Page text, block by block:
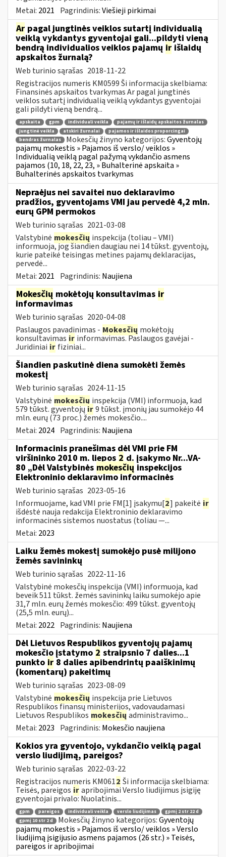
Metai: 2021 Pagrindinis:Viešieji pirkimai
Ar pagal jungtinės veiklos sutartį individualią
veiklą vykdantys gyventojai gali...pildyti vieną
bendrą individualios veiklos pajamų ir išlaidų
apskaitos žurnalą?
Web turinio sąrašas 2018-11-22
Registracijos numeris KM0599 Ši informacija skelbiama:
Finansinės apskaitos tvarkymas Ar pagal jungtinės
veiklos sutartį individualią veiklą vykdantys gyventojai
gali pildyti vieną bendrą...
apskaita gpm individuali veikla
pajamų ir išlaidų apskaitos žurnalas
jungtinė veikla
atskiri žurnalai
pajamos ir išlaidos proporcingai
bendras žurnalas
Mokesčių žinyno kategorijos:Gyventojų
pajamų mokestis » Pajamos iš verslo/ veiklos »
Individualią veiklą pagal pažymą vykdančio asmens
pajamos (10, 18, 22, 23, » Buhalterinė apskaita »
Buhalterinės apskaitos tvarkymas
Nepraėjus nei savaitei nuo deklaravimo
pradžios, gyventojams VMI jau pervedė 4,2 mln.
eurų GPM permokos
Web turinio sąrašas 2021-03-08
Valstybinė mokesčių inspekcija (toliau – VMI)
informuoja, jog šiandien daugiau nei 14 tūkst. gyventojų,
kurie pateikė teisingas metines pajamų deklaracijas,
pervedė...
Metai: 2021 Pagrindinis: Naujiena
Mokesčių mokėtojų konsultavimas ir
informavimas
Web turinio sąrašas 2020-04-08
Paslaugos pavadinimas - Mokesčių mokėtojų
konsultavimas ir informavimas. Paslaugos gavėjai -
Juridiniai ir fiziniai...
Šiandien paskutinė diena sumokėti žemės
mokestį
Web turinio sąrašas 2024-11-15
Valstybinė mokesčių inspekcija (VMI) informuoja, kad
579 tūkst. gyventojųir9 tūkst. įmonių jau sumokėjo 44
mln. eurų (73 proc.) žemės mokesčio....
Metai: 2024 Pagrindinis: Naujiena
Informacinis pranešimas dėl VMI prie FM
viršininko 2010 m. liepos 2 d. įsakymo Nr...VA-
80 „Dėl Valstybinės mokesčių inspekcijos
Elektroninio deklaravimo informacinės
Web turinio sąrašas 2023-05-16
Informuojame, kad VMI prie FM[1] įsakymu[2] pakeitė ir
išdėstė nauja redakcija Elektroninio deklaravimo
informacinės sistemos nuostatus (toliau —...
Metai: 2023
Laiku žemės mokestį sumokėjo pusė milijono
žemės savininkų
Web turinio sąrašas 2022-11-16
Valstybinė mokesčių inspekcija (VMI) informuoja, kad
beveik 511 tūkst. žemės savininkų laiku sumokėjo apie
31,7 mln. eurų žemės mokesčio: 499 tūkst. gyventojų
(25,5 mln. eurų)...
Metai: 2022 Pagrindinis: Naujiena
Dėl Lietuvos Respublikos gyventojų pajamų
mokesčio įstatymo 2 straipsnio 7 dalies...1
punkto ir 8 dalies apibendrintų paaiškinimų
(komentarų) pakeitimų
Web turinio sąrašas 2023-08-09
Valstybinė mokesčių inspekcija prie Lietuvos
Respublikos finansų ministerijos, vadovaudamasi
Lietuvos Respublikos mokesčių administravimo...
Metai: 2023 Pagrindinis: Mokesčio naujiena
Kokios yra gyventojo, vykdančio veiklą pagal
verslo liudijimą, pareigos?
Web turinio sąrašas 2022-03-22
Registracijos numeris KM0612 Ši informacija skelbiama:
Teisės, pareigos irapribojimai Verslo liudijimus įsigiję
gyventojai privalo: Nuolatinis...
gpm pareigos individuali veikla verslo liudijimas
gpmį 2 str 22 d
gpmį 10 str 2 d
Mokesčių žinyno kategorijos:Gyventojų
pajamų mokestis » Pajamos iš verslo/ veiklos » Verslo
liudijimą įsigijusio asmens pajamos (26 str.) » Teisės,
pareigos ir apribojimai